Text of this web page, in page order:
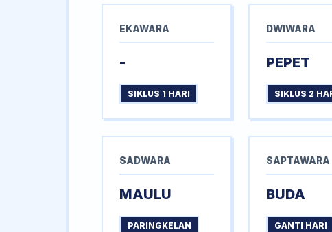
EKAWARA
-
SIKLUS 1 HARI
DWIWARA
PEPET
SIKLUS 2
SADWARA
MAULU
PARINGKELAN
SAPTAWARA
BUDA
GANTI HARI